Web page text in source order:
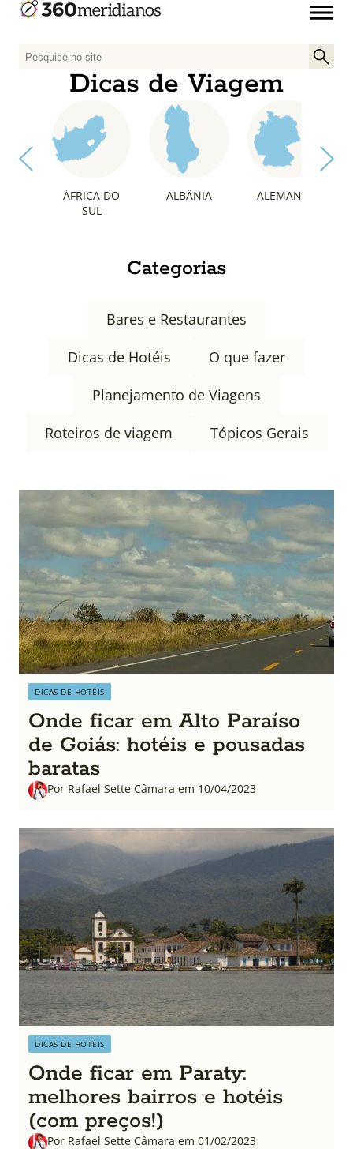
P
s
Dicas de Viagem
ÁFRICA DO
SUL
ALBÂNIA ALEMANHA
Categorias
Bares e Restaurantes
Dicas de Hotéis
O que fazer
Planejamento de Viagens
Roteiros de viagem
Tópicos Gerais
DICAS DE HOTÉIS
Onde ficar em Alto Paraíso
de Goiás: hotéis e pousadas
baratas
Por Rafael Sette Câmara em 10/04/2023
DICAS DE HOTÉIS
Onde ficar em Paraty:
melhores bairros e hotéis
(com preços!)
Por Rafael Sette Câmara em 01/02/2023